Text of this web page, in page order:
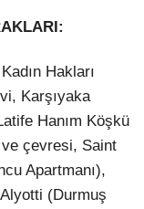
Hakları
Karşıyaka
Hanım Köşkü
çevresi, Saint
Apartmanı),
(Durmuş